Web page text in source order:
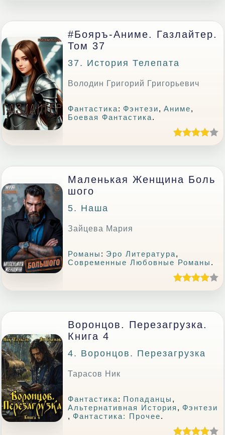
#Бояръ-Аниме. Газлайтер.
Том 37
37. История Телепата
Володин Григорий Григорьевич
Фантастика: Фэнтези,Аниме,
Боевая Фантастика.
Маленькая Женщина Боль
Шого
5. Наша
Зайцева Мария
Романы : Эро Литература,
Современные Любовные Романы .
Воронцов. Перезагрузка.
Книга 4
4. Воронцов. Перезагрузка
Тарасов Ник
Фантастика: Попаданцы ,
Альтернативная История , Фэнтези
, Фантастика: Прочее.